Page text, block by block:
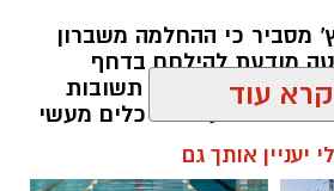
מסביר כי ההחלמה משברון
מודעת להילחם בדחף
את העבר ולחפש תשובות
הוא מציע ארגז כלים מעשי
להשתחרר מהכאב ולהמשיך
קרא עוד
יעניין אותך גם